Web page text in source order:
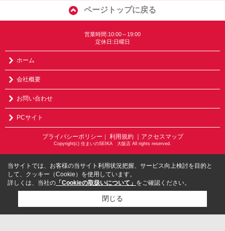
ページトップに戻る
営業時間:10:00～19:00
定休日:日曜日
ホーム
会社概要
お問い合わせ
PCサイト
プライバシーポリシー ｜ 利用規約 ｜アクセスマップ
Copyright(c) 住まいのSEIKA 大阪店 All rights reserved.
当サイトでは、お客様の当サイト利用状況把握、サービス向上検討を目的と
して、クッキー（Cookie）を使用しています。
詳しくは、当社の 「Cookieの取扱いについて」 をご確認ください。
閉じる